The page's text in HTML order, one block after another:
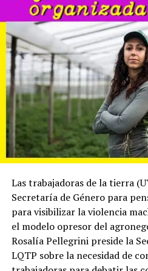
radio.
Descargar el archivo de
Las trabajadoras de la tierra
Secretaría de Género para
para visibilizar la violencia
el modelo opresor del
Rosalía Pellegrini preside la
LQTP sobre la necesidad de